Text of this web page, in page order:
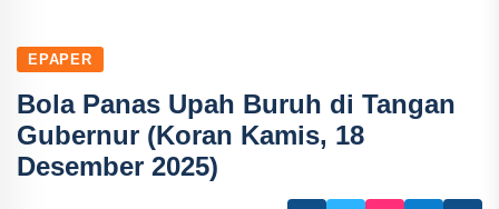
EPAPER
Bola Panas Upah Buruh di Tangan
Gubernur (Koran Kamis, 18
Desember 2025)